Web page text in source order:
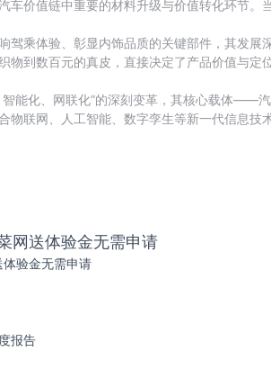
车价值链中重要的材料升级与价值转化环节
驾乘体验、彰显内饰品质的关键部件，其发
物到数百元的真皮，直接决定了产品价值与定
智能化、网联化”的深刻变革，其核心载体——
物联网、人工智能、数字孪生等新一代信息
网送体验金无需申请
验金无需申请
报告